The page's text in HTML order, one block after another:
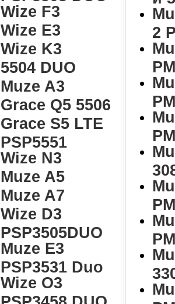
Wize F3
Wize E3
Wize K3
5504 DUO
Muze A3
Grace Q5 5506
Grace S5 LTE
PSP5551
Wize N3
Muze A5
Muze A7
Wize D3
PSP3505DUO
Muze E3
PSP3531 Duo
Wize O3
PSP3458 DUO
2